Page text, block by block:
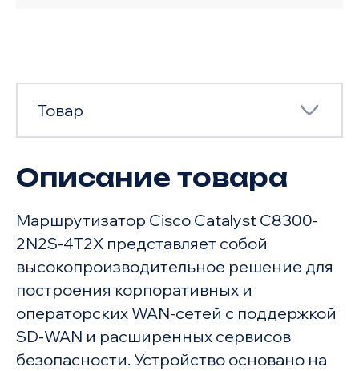
Товар
Товар
Характеристики
Описание товара
Маршрутизатор Cisco Catalyst C8300-
2N2S-4T2X представляет собой
высокопроизводительное решение для
построения корпоративных и
операторских WAN-сетей с поддержкой
SD-WAN и расширенных сервисов
безопасности. Устройство основано на